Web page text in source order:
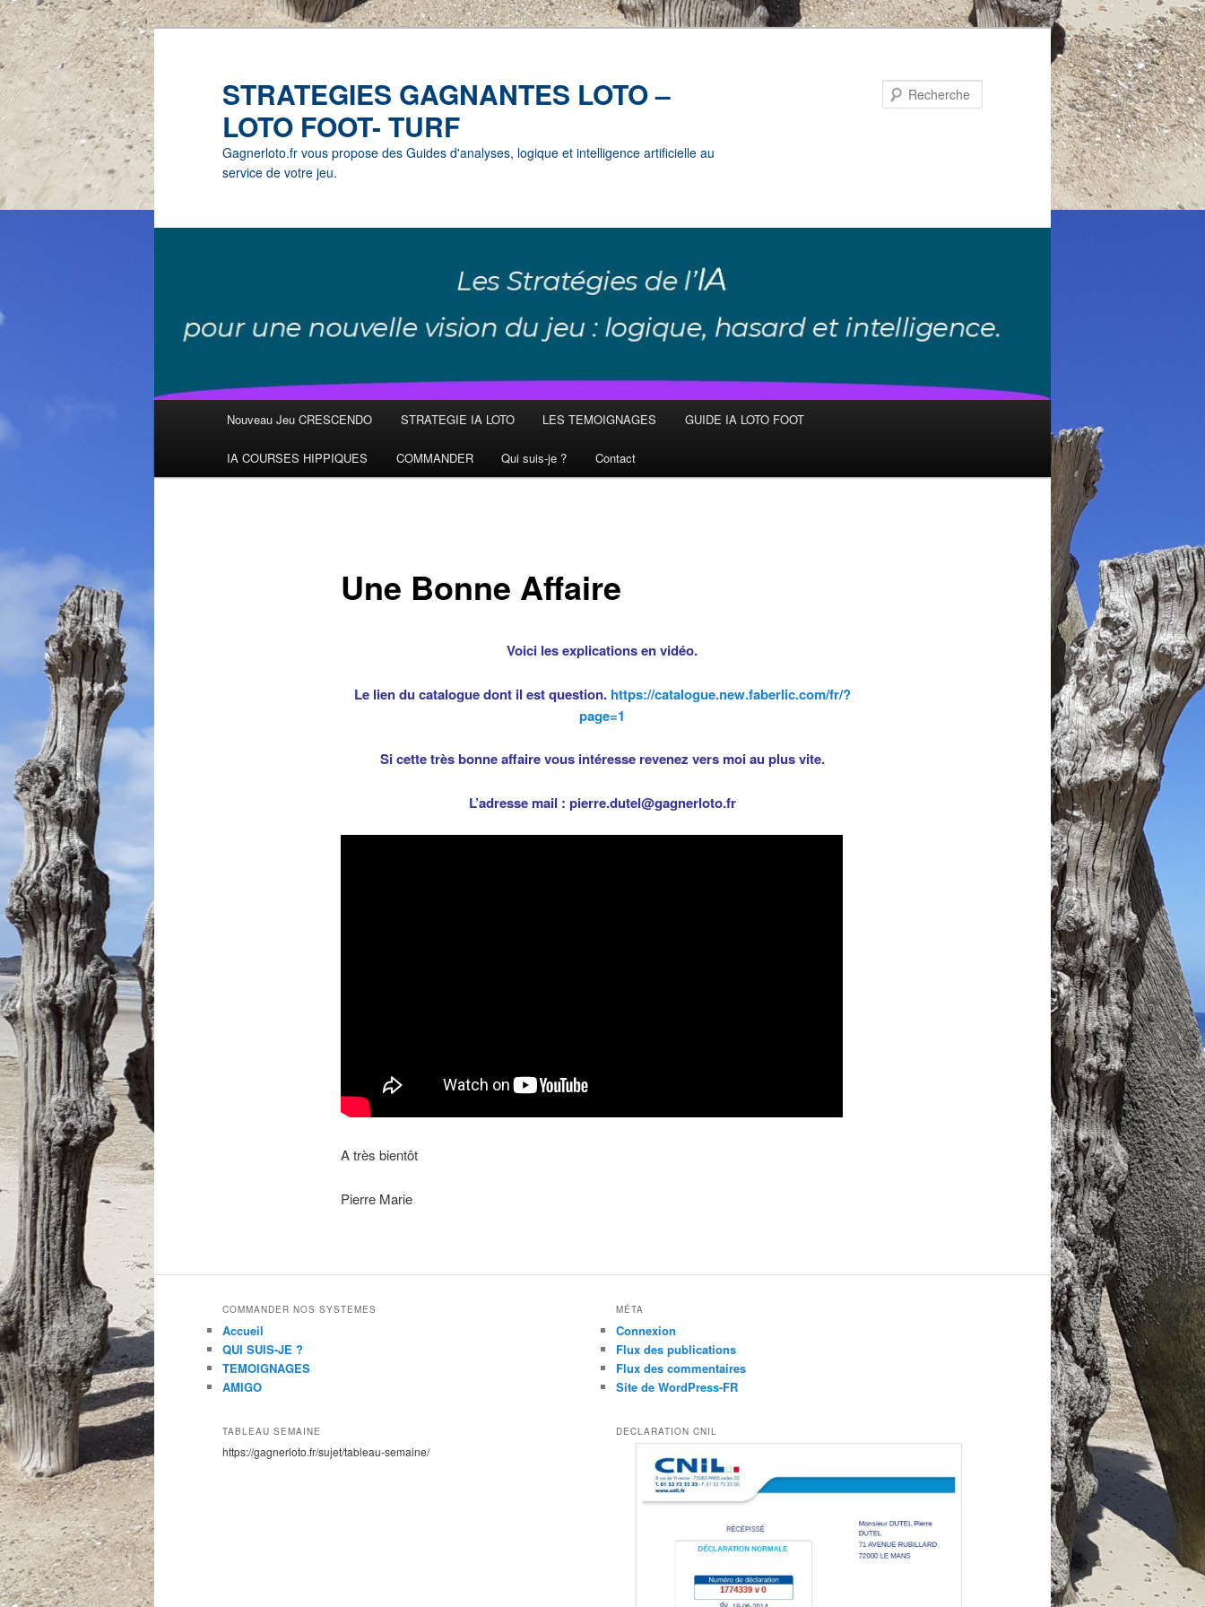
STRATEGIES GAGNANTES LOTO –
LOTO FOOT- TURF
Gagnerloto.fr vous propose des Guides d'analyses, logique et intelligence artificielle au
service de votre jeu.
Aller
au
Nouveau Jeu CRESCENDO STRATEGIE IA LOTO LES TEMOIGNAGES GUIDE IA LOTO FOOT
IA COURSES HIPPIQUES COMMANDER Qui suis-je ? Contact
Une Bonne Affaire
Voici les explications en vidéo.
Le lien du catalogue dont il est question. https://catalogue.new.faberlic.com/fr/?
page=1
Si cette très bonne affaire vous intéresse revenez vers moi au plus vite.
L’adresse mail : pierre.dutel@gagnerloto.fr
A très bientôt
Pierre Marie
COMMANDER NOS SYSTEMES
Accueil
QUI SUIS-JE ?
TEMOIGNAGES
AMIGO
TABLEAU SEMAINE
https://gagnerloto.fr/sujet/tableau-semaine/
MÉTA
Connexion
Flux des publications
Flux des commentaires
Site de WordPress-FR
DECLARATION CNIL